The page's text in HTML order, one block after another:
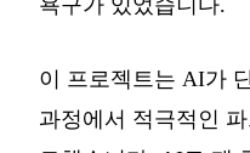
욕구가 있었습니다.
이 프로젝트는 AI가
과정에서 적극적인